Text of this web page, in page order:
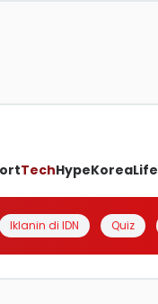
TechHypeKoreaLife
Iklanin di IDN Quiz